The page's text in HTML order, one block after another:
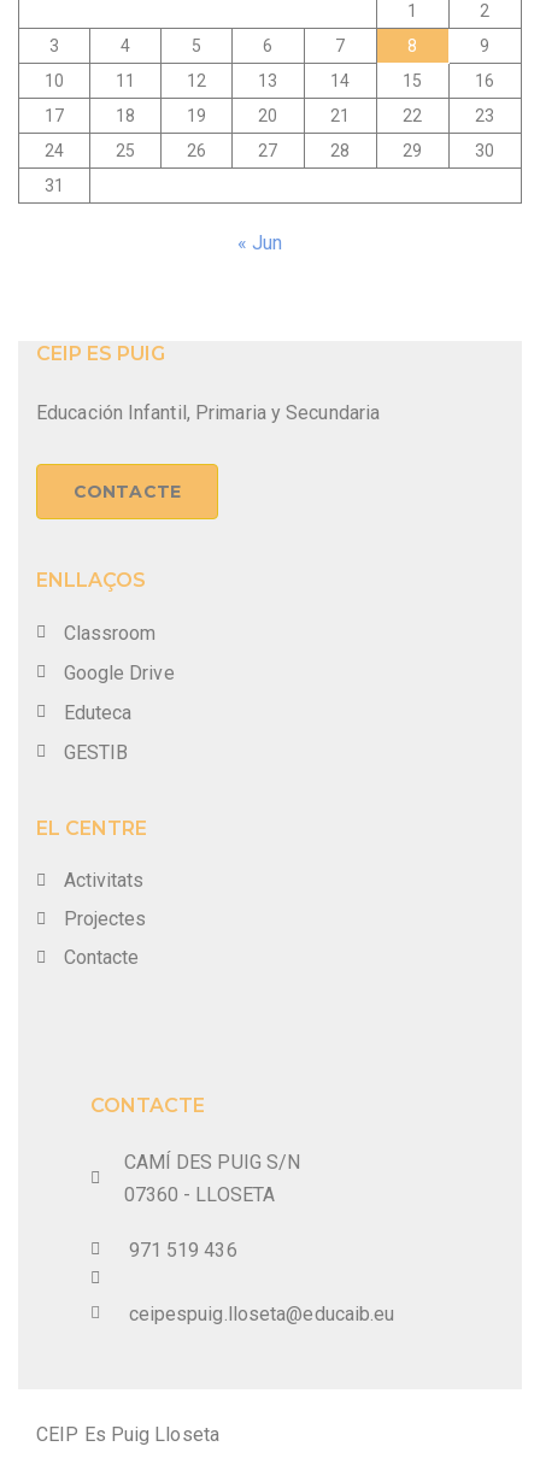
1
2
3
4 5 6 7 8
9
10
11 12 13 14 15
16
17
18 19 20 21 22
23
24
25 26 27 28 29
30
31
« Jun
CEIP ES PUIG
Educación Infantil, Primaria y Secundaria
CONTACTE
ENLLAÇOS
Classroom
Google Drive
Eduteca
GESTIB
EL CENTRE
Activitats
Projectes
Contacte
CONTACTE
CAMÍ DES PUIG S/N
07360 - LLOSETA
971 519 436
ceipespuig.lloseta@educaib.eu
CEIP Es Puig Lloseta